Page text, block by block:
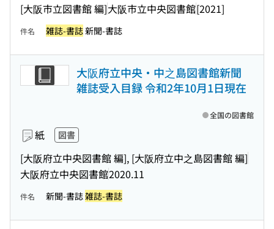
[大阪市立図書館 編]大阪市立中央図書館[2021]
件名 雑誌-書誌新聞-書誌
大阪府立中央・中之島図書館新聞
雑誌受入目録 令和2年10月1日現在
紙 図書
[大阪府立中央図書館 編], [大阪府立中之島図書館 編]
大阪府立中央図書館2020.11
全国の図書館
件名 新聞-書誌雑誌-書誌